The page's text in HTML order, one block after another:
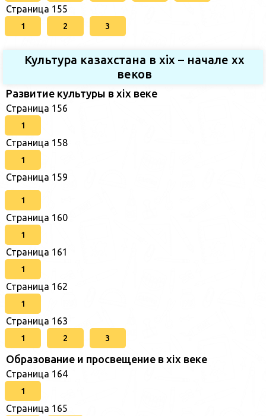
Страница 155
1 2 3
Культура казахстана в xix – начале хх
веков
Развитие культуры в xix веке
Страница 156
1
Страница 158
1
Страница 159
1
Страница 160
1
Страница 161
1
Страница 162
1
Страница 163
1 2 3
Образование и просвещение в xix веке
Страница 164
1
Страница 165